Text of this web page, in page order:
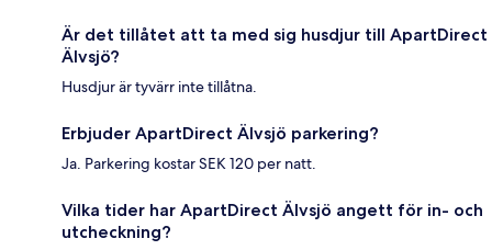
Är det tillåtet att ta med sig husdjur till ApartDirect
Älvsjö?
Husdjur är tyvärr inte tillåtna.
Erbjuder ApartDirect Älvsjö parkering?
Ja. Parkering kostar SEK 120 per natt.
Vilka tider har ApartDirect Älvsjö angett för in- och
utcheckning?